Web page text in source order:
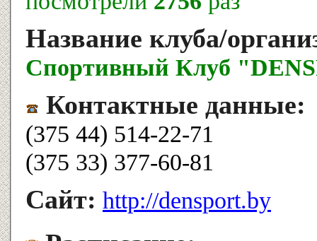
Название клуба/
Спортивный Клуб
Контактные данные:
(375 44) 514-22-71
(375 33) 377-60-81
Сайт: http://densport.by